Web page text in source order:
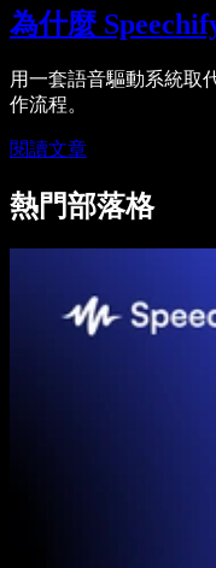
為什麼
用一套語音驅動系統取
作流程。
閱讀文章
熱門部落格